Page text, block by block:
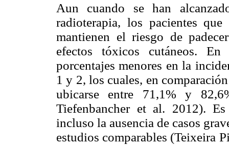
Aun cuando se han
radioterapia, los pacientes
mantienen el riesgo de
efectos tóxicos cutáneos.
porcentajes menores en la
1 y 2, los cuales, en
ubicarse entre 71,1% y
Tiefenbancher et al. 2012).
incluso la ausencia de casos
estudios comparables (Teixeira